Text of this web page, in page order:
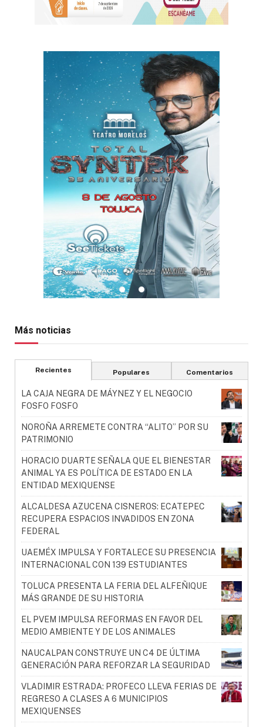
Más noticias
Recientes Populares Comentarios
LA CAJA NEGRA DE MÁYNEZ Y EL NEGOCIO
FOSFO FOSFO
NOROÑA ARREMETE CONTRA “ALITO” POR SU
PATRIMONIO
HORACIO DUARTE SEÑALA QUE EL BIENESTAR
ANIMAL YA ES POLÍTICA DE ESTADO EN LA
ENTIDAD MEXIQUENSE
ALCALDESA AZUCENA CISNEROS: ECATEPEC
RECUPERA ESPACIOS INVADIDOS EN ZONA
FEDERAL
UAEMÉX IMPULSA Y FORTALECE SU PRESENCIA
INTERNACIONAL CON 139 ESTUDIANTES
TOLUCA PRESENTA LA FERIA DEL ALFEÑIQUE
MÁS GRANDE DE SU HISTORIA
EL PVEM IMPULSA REFORMAS EN FAVOR DEL
MEDIO AMBIENTE Y DE LOS ANIMALES
NAUCALPAN CONSTRUYE UN C4 DE ÚLTIMA
GENERACIÓN PARA REFORZAR LA SEGURIDAD
VLADIMIR ESTRADA: PROFECO LLEVA FERIAS DE
REGRESO A CLASES A 6 MUNICIPIOS
MEXIQUENSES